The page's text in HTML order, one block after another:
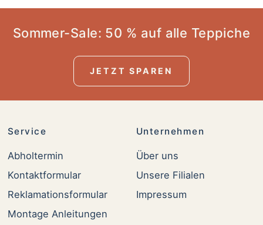
Sommer-Sale: 50 % auf alle Teppiche
JETZT SPAREN
Service
Abholtermin
Kontaktformular
Reklamationsformular
Montage Anleitungen
Unternehmen
Über uns
Unsere Filialen
Impressum